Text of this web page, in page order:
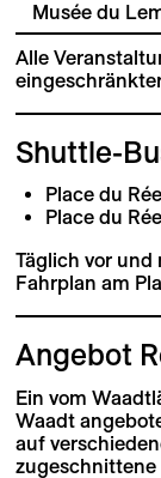
Musée du
Alle
Shuttle-
Place du
Place du
Täglich vor und
Fahrplan am
Angebot
Ein vom
Waadt
auf